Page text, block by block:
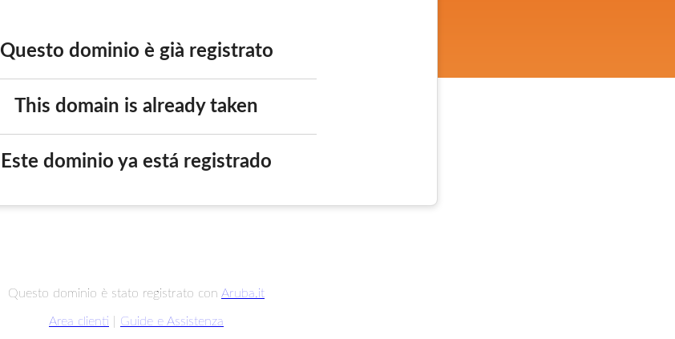
Questo dominio è già registrato
This domain is already taken
Este dominio ya está registrado
Questo dominio è stato registrato con Aruba.it
Area clienti Guide e Assistenza